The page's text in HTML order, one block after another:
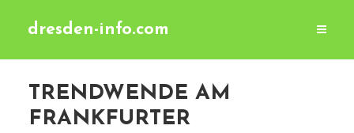
dresden-info.com
TRENDWENDE AM
FRANKFURTER